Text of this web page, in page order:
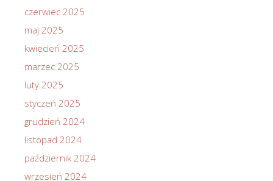
czerwiec 2025
maj 2025
kwiecień 2025
marzec 2025
luty 2025
styczeń 2025
grudzień 2024
listopad 2024
październik 2024
wrzesień 2024